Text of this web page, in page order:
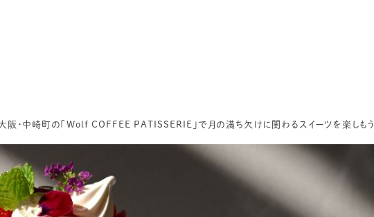
阪・中崎町の「Wolf COFFEE PATISSERIE」で月の満ち欠けに関わるスイーツを楽しもう